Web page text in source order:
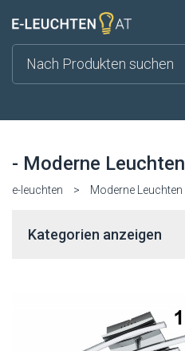
- Moderne Leuchten
e-leuchten > Moderne Leuchten
Kategorien anzeigen